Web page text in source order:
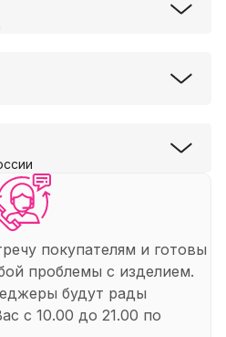
покупателям и готовы
проблемы с изделием.
будут рады
с 10.00 до 21.00 по